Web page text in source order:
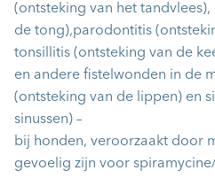
(ontsteking van het
de tong),parodontitis
tonsillitis (ontsteking van de
en andere fistelwonden in de
(ontsteking van de lippen) en
sinussen) –
bij honden, veroorzaakt door
gevoelig zijn voor